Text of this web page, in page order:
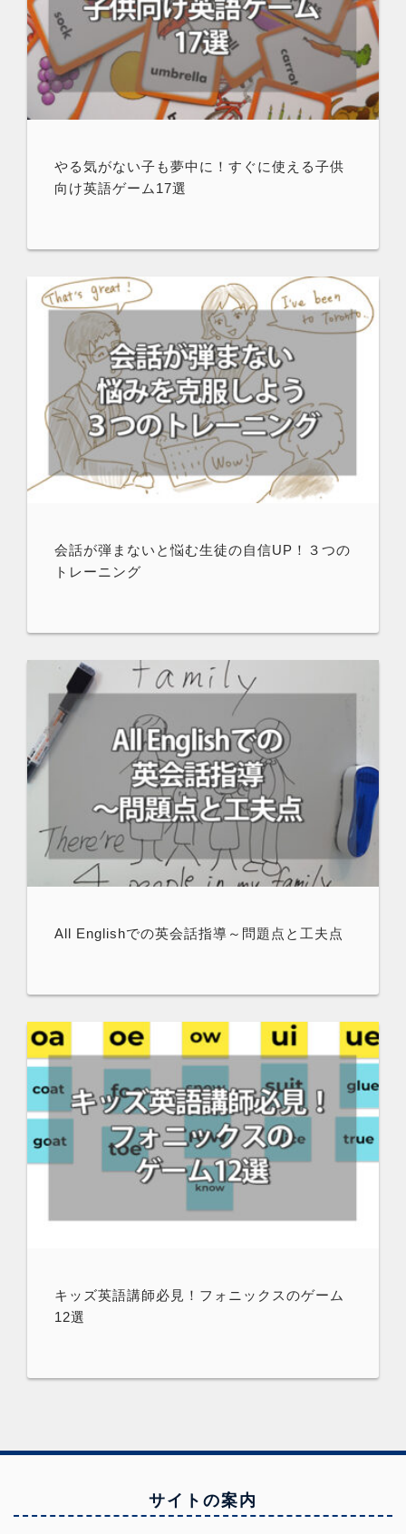
やる気がない子も夢中に！すぐに使える子供
向け英語ゲーム17選
会話が弾まないと悩む生徒の自信UP！３つの
トレーニング
All Englishでの英会話指導～問題点と工夫点
キッズ英語講師必見！フォニックスのゲーム
12選
サイトの案内